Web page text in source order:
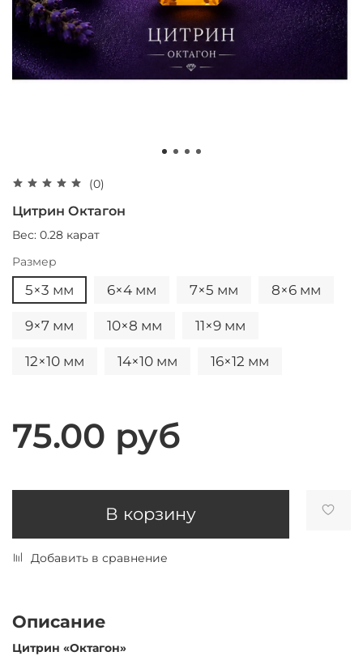
(0)
Цитрин Октагон
Вес: 0.28 карат
Размер
5×3 мм 6×4 мм 7×5 мм 8×6 мм
9×7 мм 10×8 мм 11×9 мм
12×10 мм 14×10 мм 16×12 мм
75.00 руб
В корзину
Добавить в сравнение
Описание
Цитрин «Октагон»